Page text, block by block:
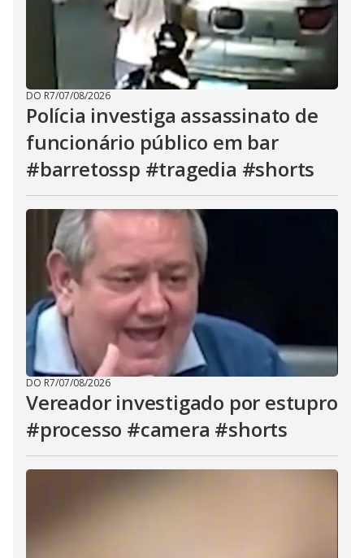
DO R7/07/08/2026
Polícia investiga assassinato de
funcionário público em bar
#barretossp #tragedia #shorts
DO R7/07/08/2026
Vereador investigado por estupro
#processo #camera #shorts